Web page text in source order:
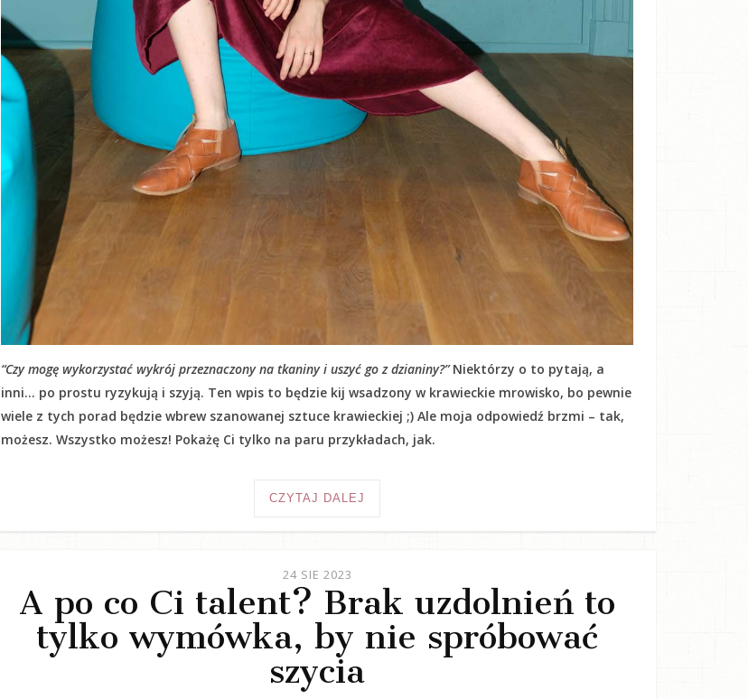
“Czy mogę wykorzystać wykrój przeznaczony na tkaniny i uszyć go z dzianiny?”Niektórzy o to pytają, a
inni… po prostu ryzykują i szyją. Ten wpis to będzie kij wsadzony w krawieckie mrowisko, bo pewnie
wiele z tych porad będzie wbrew szanowanej sztuce krawieckiej ;) Ale moja odpowiedź brzmi – tak,
możesz. Wszystko możesz! Pokażę Ci tylko na paru przykładach, jak.
CZYTAJ DALEJ
24 SIE 2023
A po co Ci talent? Brak uzdolnień to
tylko wymówka, by nie spróbować
szycia